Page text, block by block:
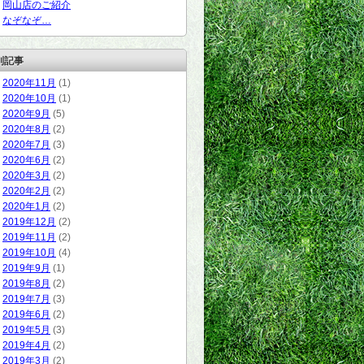
岡山店のご紹介
なぞなぞ…
記事
2020年11月 (1)
2020年10月 (1)
2020年9月 (5)
2020年8月 (2)
2020年7月 (3)
2020年6月 (2)
2020年3月 (2)
2020年2月 (2)
2020年1月 (2)
2019年12月 (2)
2019年11月 (2)
2019年10月 (4)
2019年9月 (1)
2019年8月 (2)
2019年7月 (3)
2019年6月 (2)
2019年5月 (3)
2019年4月 (2)
2019年3月 (2)